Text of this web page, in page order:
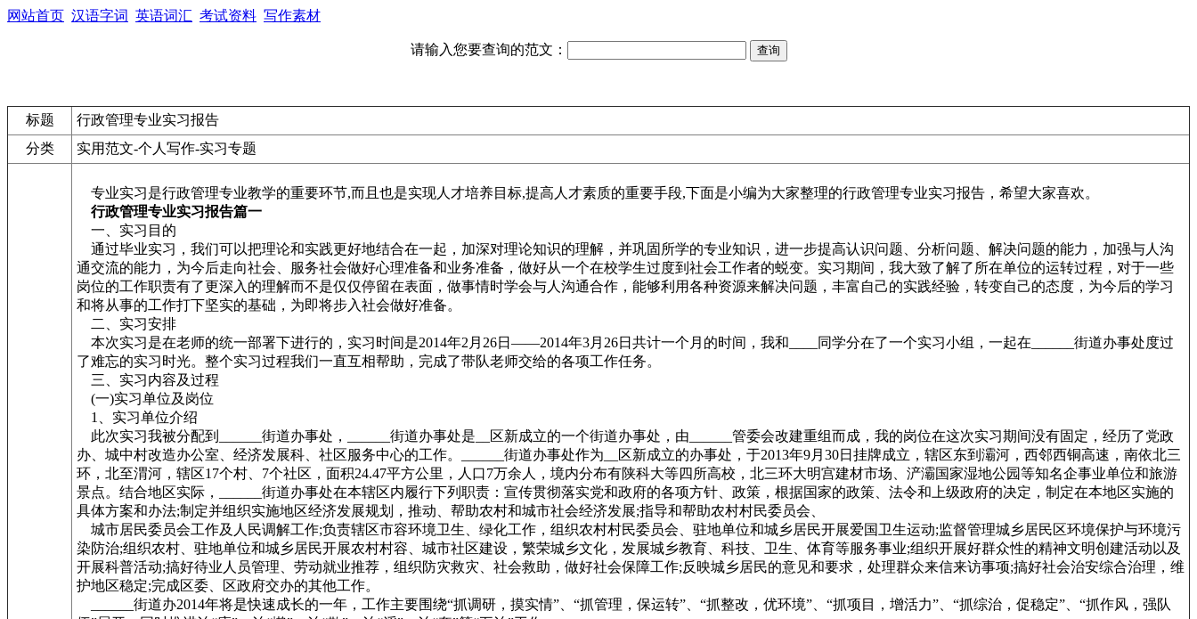
网站首页 汉语字词 英语词汇 考试资料 写作素材
请输入您要查询的范文：
标题
行政管理专业实习报告
分类
实用范文-个人写作-实习专题
专业实习是行政管理专业教学的重要环节,而且也是实现人才培养目标,提高人才素质的重要手段,下面是小编为大家整理的行政管理专业实习报告，希望大家喜欢。
行政管理专业实习报告篇一
一、实习目的
通过毕业实习，我们可以把理论和实践更好地结合在一起，加深对理论知识的理解，并巩固所学的专业知识，进一步提高认识问题、分析问题、解决问题的能力，加强与人沟
通交流的能力，为今后走向社会、服务社会做好心理准备和业务准备，做好从一个在校学生过度到社会工作者的蜕变。实习期间，我大致了解了所在单位的运转过程，对于一些
岗位的工作职责有了更深入的理解而不是仅仅停留在表面，做事情时学会与人沟通合作，能够利用各种资源来解决问题，丰富自己的实践经验，转变自己的态度，为今后的学习
和将从事的工作打下坚实的基础，为即将步入社会做好准备。
二、实习安排
本次实习是在老师的统一部署下进行的，实习时间是2014年2月26日——2014年3月26日共计一个月的时间，我和____同学分在了一个实习小组，一起在______街道办事处度过
了难忘的实习时光。整个实习过程我们一直互相帮助，完成了带队老师交给的各项工作任务。
三、实习内容及过程
(一)实习单位及岗位
1、实习单位介绍
此次实习我被分配到______街道办事处，______街道办事处是__区新成立的一个街道办事处，由______管委会改建重组而成，我的岗位在这次实习期间没有固定，经历了党政
办、城中村改造办公室、经济发展科、社区服务中心的工作。______街道办事处作为__区新成立的办事处，于2013年9月30日挂牌成立，辖区东到灞河，西邻西铜高速，南依北三
环，北至渭河，辖区17个村、7个社区，面积24.47平方公里，人口7万余人，境内分布有陕科大等四所高校，北三环大明宫建材市场、浐灞国家湿地公园等知名企事业单位和旅游
景点。结合地区实际，______街道办事处在本辖区内履行下列职责：宣传贯彻落实党和政府的各项方针、政策，根据国家的政策、法令和上级政府的决定，制定在本地区实施的
具体方案和办法;制定并组织实施地区经济发展规划，推动、帮助农村和城市社会经济发展;指导和帮助农村村民委员会、
城市居民委员会工作及人民调解工作;负责辖区市容环境卫生、绿化工作，组织农村村民委员会、驻地单位和城乡居民开展爱国卫生运动;监督管理城乡居民区环境保护与环境污
染防治;组织农村、驻地单位和城乡居民开展农村村容、城市社区建设，繁荣城乡文化，发展城乡教育、科技、卫生、体育等服务事业;组织开展好群众性的精神文明创建活动以及
开展科普活动;搞好待业人员管理、劳动就业推荐，组织防灾救灾、社会救助，做好社会保障工作;反映城乡居民的意见和要求，处理群众来信来访事项;搞好社会治安综合治理，维
护地区稳定;完成区委、区政府交办的其他工作。
______街道办2014年将是快速成长的一年，工作主要围绕“抓调研，摸实情”、“抓管理，保运转”、“抓整改，优环境”、“抓项目，增活力”、“抓综治，促稳定”、“抓作风，强队